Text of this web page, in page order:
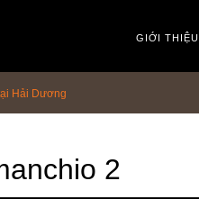
GIỚI THIỆU
Hải Dương
2